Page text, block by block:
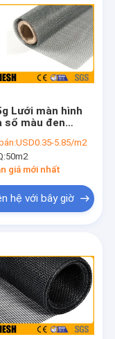
Lưới màn hình
sổ màu đen
USD0.35-5.85/m2
50m2
giá mới nhất
hệ với bây giờ